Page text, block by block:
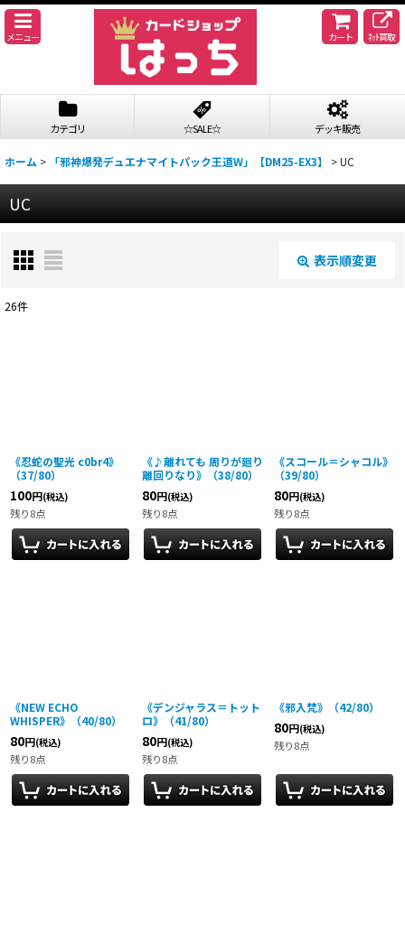
メニュー カート ﾈｯﾄ買取
カテゴリ ☆SALE☆ デッキ販売
ホーム > 「邪神爆発デュエナマイトパック王道W」【DM25-EX3】 >UC
UC
表示順変更
閉じる
26件
《忍蛇の聖光 c0br4》
（37/80）
100円(税込)
残り8点
《♪離れても 周りが廻り
離回りなり》（38/80）
80円(税込)
残り8点
《スコール＝シャコル》
（39/80）
80円(税込)
残り8点
《NEW ECHO
WHISPER》（40/80）
80円(税込)
残り8点
《デンジャラス＝トット
ロ》（41/80）
80円(税込)
残り8点
《邪入梵》（42/80）
80円(税込)
残り8点